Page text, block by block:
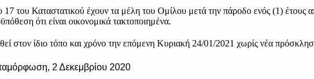
του Καταστατικού έχουν τα μέλη του Ομίλου μετά την πάροδο ενός (1) έτους
ότι είναι οικονομικά τακτοποιημένα.
στον ίδιο τόπο και χρόνο την επόμενη Κυριακή 24/01/2021 χωρίς νέα
2 Δεκεμβρίου 2020